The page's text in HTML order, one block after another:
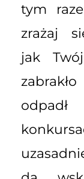
tym
zrażaj
jak